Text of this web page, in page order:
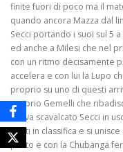
finite fuori di poco ma il
quando ancora Mazza dal
Secci portando i suoi sul 5
ed anche a Milesi che nel
con un ritmo decisamente
accelera e con lui la Lupo
proprio su uno di questi
proprio Gemelli che
aveva scavalcato Secci in
punti in classifica e si
posto e con la Chubanga